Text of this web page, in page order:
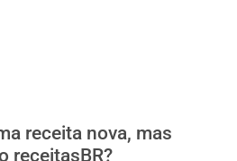
receita nova, mas
receitasBR?